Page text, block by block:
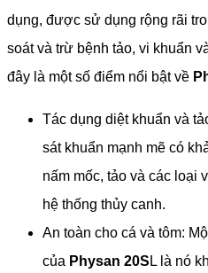
dụng, được sử dụng rộng rãi
soát và trừ bệnh tảo, vi khuẩn
đây là một số điểm nổi bật về
Tác dụng diệt khuẩn và
sát khuẩn mạnh mẽ có
nấm mốc, tảo và các loại
hệ thống thủy canh.
An toàn cho cá và tôm:
của Physan 20S L là nó